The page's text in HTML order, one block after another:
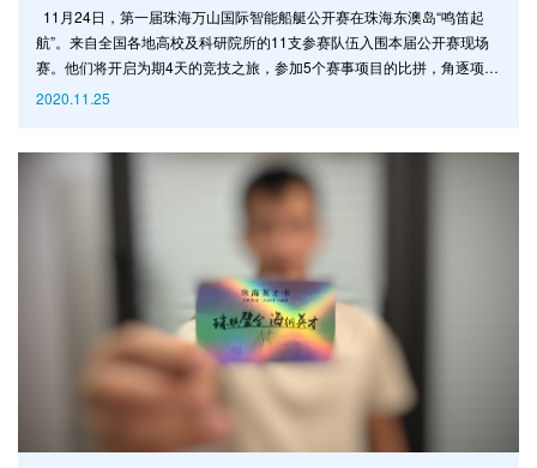
11月24日，第一届珠海万山国际智能船艇公开赛在珠海东澳岛“鸣笛起
航”。来自全国各地高校及科研院所的11支参赛队伍入围本届公开赛现场
赛。他们将开启为期4天的竞技之旅，参加5个赛事项目的比拼，角逐项目
冠军、总冠军、最牛程序员奖等10个奖项，奖金总金额近7万美元。 本
香港科技大学、澳门大学和武汉理工大学共同协办的，
2020.11.25